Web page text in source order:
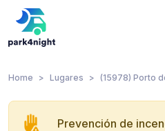
Home Lugares (15978) Porto
Prevención de